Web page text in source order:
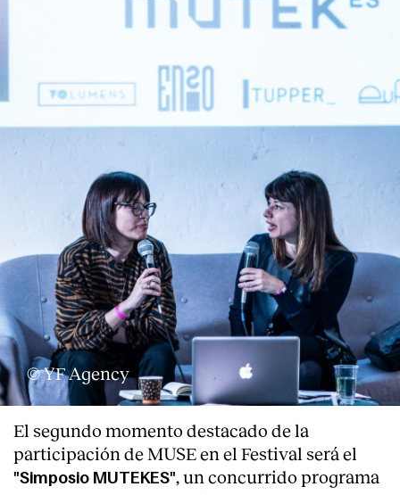
© YF Agency
El segundo momento destacado de la
participación de MUSE en el Festival será el
"Simposio MUTEKES", un concurrido programa